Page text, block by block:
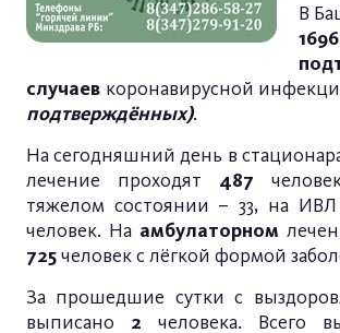
В
1696
случаев коронавирусной
подтверждённых).
На сегодняшний день в
лечение проходят 487
тяжелом состоянии – 33, на ИВЛ
человек. На амбулаторном
725человек с лёгкой формой
За прошедшие сутки с
выписано 2 человека. Всего